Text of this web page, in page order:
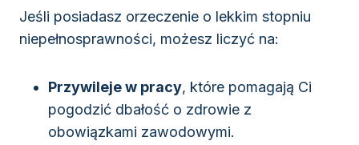
Jeśli posiadasz orzeczenie o lekkim stopniu
niepełnosprawności, możesz liczyć na:
Przywileje w pracy, które pomagają Ci
pogodzić dbałość o zdrowie z
obowiązkami zawodowymi.